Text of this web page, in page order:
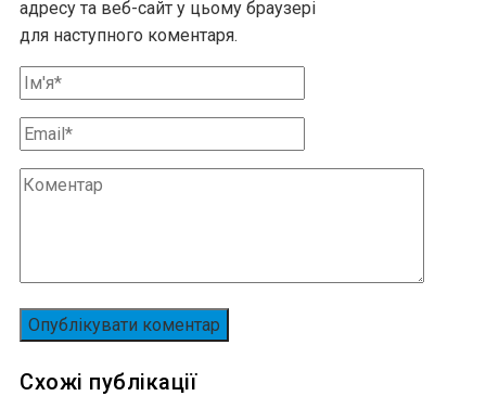
адресу та веб-сайт у цьому браузері
для наступного коментаря.
Схожі публікації